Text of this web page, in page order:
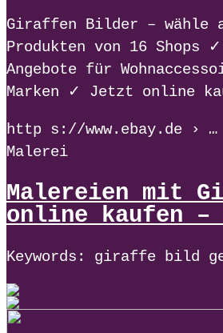
Giraffen Bilder – wähle
Produkten von 16 Shops
Angebote für
Marken ✓ Jetzt online
http s://www.ebay.de › …
Malerei
Malereien mit
online kaufen –
Keywords: giraffe bild